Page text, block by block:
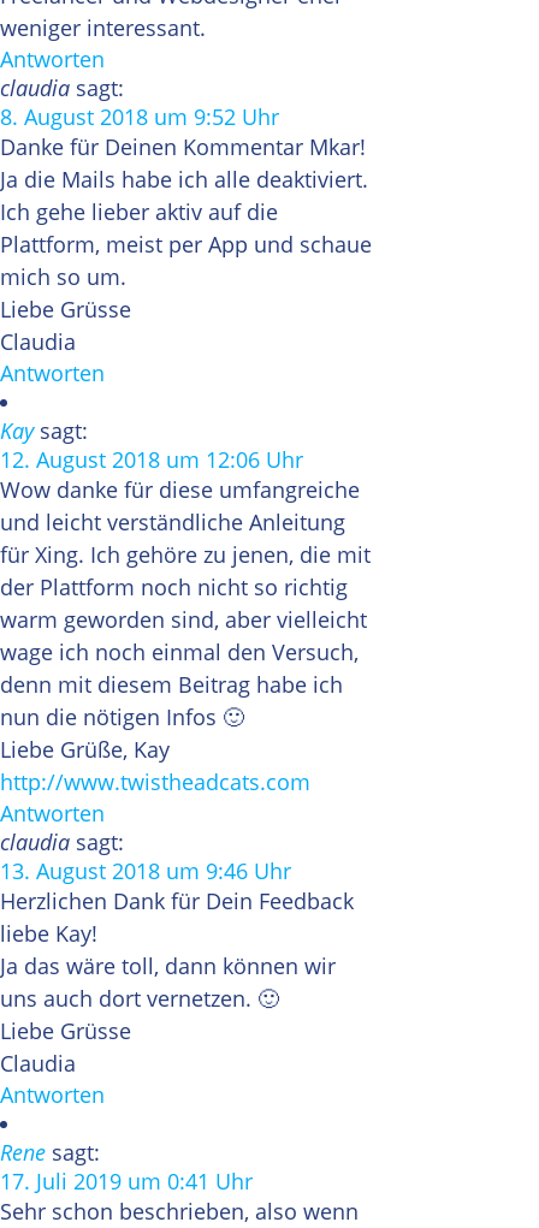
weniger interessant.
Antworten
claudia sagt:
8. August 2018 um 9:52 Uhr
Danke für Deinen Kommentar Mkar!
Ja die Mails habe ich alle deaktiviert.
Ich gehe lieber aktiv auf die
Plattform, meist per App und schaue
mich so um.
Liebe Grüsse
Claudia
Antworten
Kay sagt:
12. August 2018 um 12:06 Uhr
Wow danke für diese umfangreiche
und leicht verständliche Anleitung
für Xing. Ich gehöre zu jenen, die mit
der Plattform noch nicht so richtig
warm geworden sind, aber vielleicht
wage ich noch einmal den Versuch,
denn mit diesem Beitrag habe ich
nun die nötigen Infos 🙂
Liebe Grüße, Kay
http://www.twistheadcats.com
Antworten
claudia sagt:
13. August 2018 um 9:46 Uhr
Herzlichen Dank für Dein Feedback
liebe Kay!
Ja das wäre toll, dann können wir
uns auch dort vernetzen. 🙂
Liebe Grüsse
Claudia
Antworten
Rene sagt:
17. Juli 2019 um 0:41 Uhr
Sehr schon beschrieben, also wenn